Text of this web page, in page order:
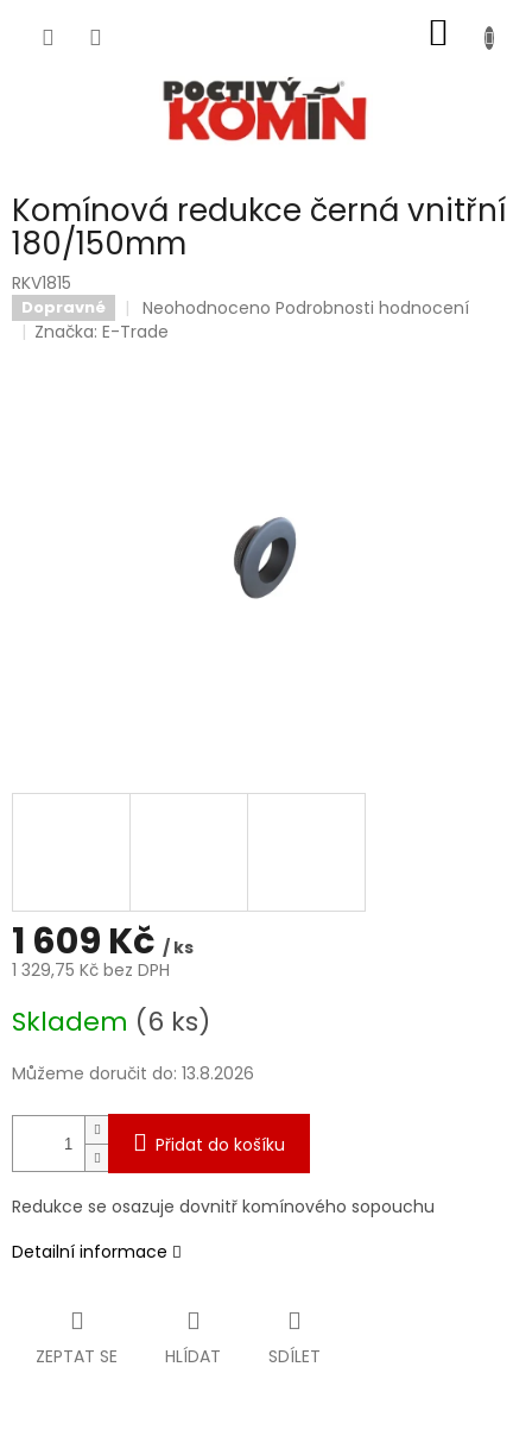
KOŠÍK
Komínová redukce černá vnitřní
180/150mm
RKV1815
Dopravné
Průměrné
hodnocení
Neohodnoceno Podrobnosti hodnocení
Značka:E-Trade
1 609 Kč / ks
1 329,75 Kč bez DPH
cena:
Skladem (6 ks)
Můžeme doručit do: 13.8.2026
Přidat do košíku
Redukce se osazuje dovnitř komínového sopouchu
Detailní informace
ZEPTAT SE HLÍDAT SDÍLET